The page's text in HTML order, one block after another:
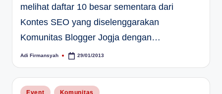
melihat daftar 10 besar sementara dari
Kontes SEO yang diselenggarakan
Komunitas Blogger Jogja dengan…
Posted
Adi Firmansyah 29/01/2013
Posted
Event Komunitas